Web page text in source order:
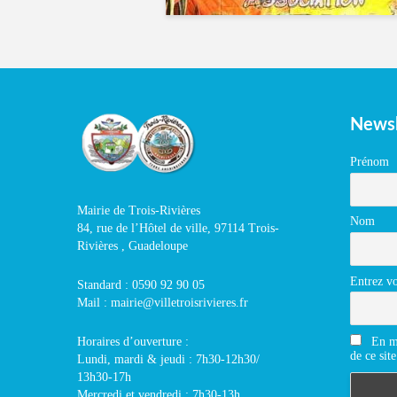
Mairie de Trois-Rivières
84, rue de l’Hôtel de ville, 97114 Trois-
Rivières , Guadeloupe
Standard : 0590 92 90 05
Mail : mairie@villetroisrivieres.fr
Horaires d’ouverture :
Lundi, mardi & jeudi : 7h30-12h30/
13h30-17h
Prénom
Nom
Entrez
En
de ce site